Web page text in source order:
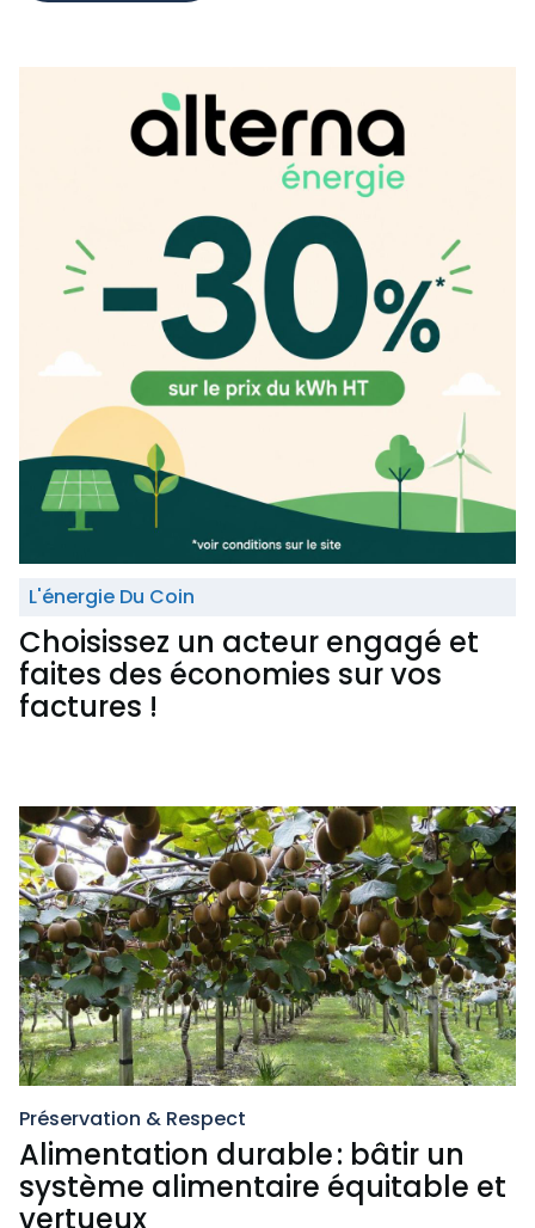
L'énergie Du Coin
Choisissez un acteur engagé et
faites des économies sur vos
factures !
Préservation & Respect
Alimentation durable : bâtir un
système alimentaire équitable et
vertueux